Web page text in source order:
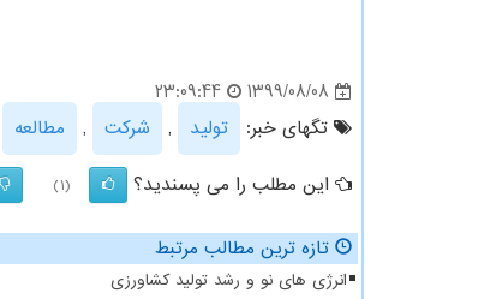
1399/08/08
23:09:44
تگهای خبر:
تولید , شركت ,
مطالعه
این مطلب را می پسندید؟
(1)
تازه ترین مطالب مرتبط
انرژی های نو و رشد تولید کشاورزی